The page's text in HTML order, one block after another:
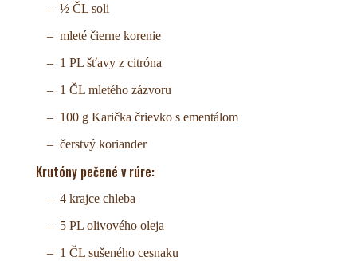
½ ČL soli
mleté čierne korenie
1 PL šťavy z citróna
1 ČL mletého zázvoru
100 g Karička črievko s ementálom
čerstvý koriander
Krutóny pečené v rúre:
4 krajce chleba
5 PL olivového oleja
1 ČL sušeného cesnaku